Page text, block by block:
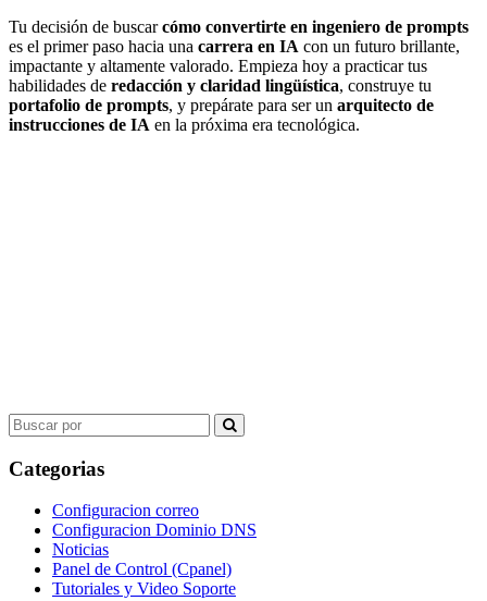
Tu decisión de buscarcómo convertirte en ingeniero de prompts
es el primer paso hacia una carrera en IA con un futuro brillante,
impactante y altamente valorado. Empieza hoy a practicar tus
habilidades de redacción y claridad lingüística, construye tu
portafolio de prompts, y prepárate para ser un arquitecto de
instrucciones de IA en la próxima era tecnológica.
Search
for:
Categorias
Configuracion correo
Configuracion Dominio DNS
Noticias
Panel de Control (Cpanel)
Tutoriales y Video Soporte